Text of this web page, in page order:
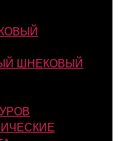
ШНЕКОВЫЙ